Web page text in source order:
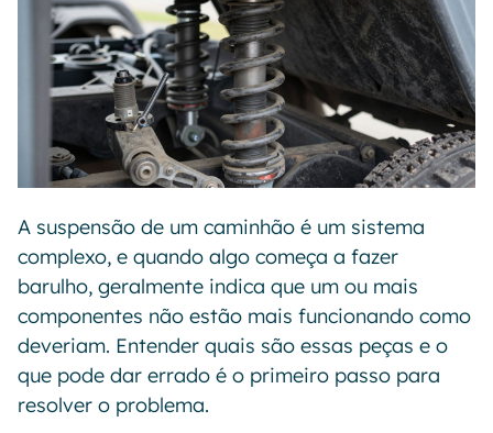
A suspensão de um caminhão é um sistema
complexo, e quando algo começa a fazer
barulho, geralmente indica que um ou mais
componentes não estão mais funcionando como
deveriam. Entender quais são essas peças e o
que pode dar errado é o primeiro passo para
resolver o problema.